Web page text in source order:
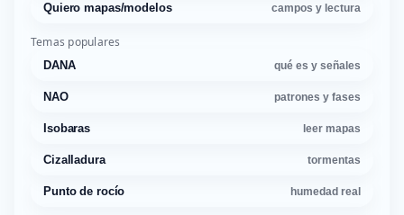
Quiero mapas/modelos campos y lectura
Temas populares
DANA qué es y señales
NAO patrones y fases
Isobaras leer mapas
Cizalladura tormentas
Punto de rocío humedad real